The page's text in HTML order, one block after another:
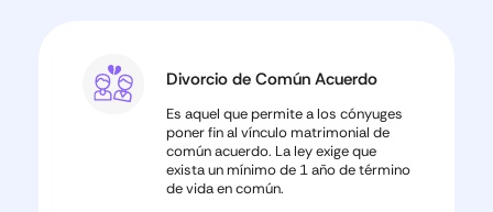
Divorcio de Común Acuerdo
Es aquel que permite a los cónyuges
poner fin al vínculo matrimonial de
común acuerdo. La ley exige que
exista un mínimo de 1 año de término
de vida en común.